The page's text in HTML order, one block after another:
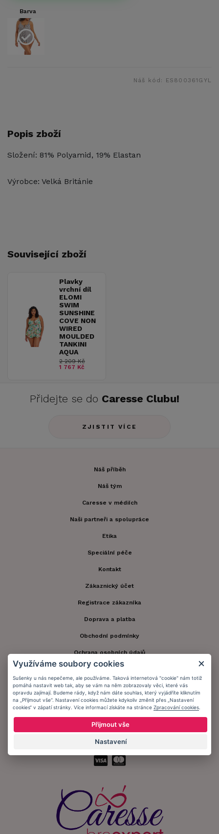
Barva
Náš kód: ES800361GYL
Popis zboží
Složení: 81% Polyamid, 19% Elastan
Výrobce: Velká Británie
Související zboží
Plavky
vrchní díl
ELOMI
SWIM
SUNSHINE
COVE NON
WIRED
MOULDED
TANKINI
AQUA
2 209 Kč
1 767 Kč
Přidejte se do Caresse Clubu!
ZJISTIT VÍCE
Náš příběh
Náš tým
Caresse v médiích
Naši partneři a spolupráce
Etika
Speciální péče
Kontakt
Zákaznický účet
Registrace zákazníka
Doprava a platba
Obchodní podmínky
Ochrana osobních údajů
Informační memorandum
Zůstaňte s námi v kontaktu.
Přijímáme platby:
Využíváme soubory cookies
Sušenky u nás nepečeme, ale používáme. Taková internetová "cookie" nám totiž
pomáhá nastavit web tak, aby se vám na něm zobrazovaly věci, které vás
opravdu zajímají. Budeme rády, když nám dáte souhlas, který vyjádříte kliknutím
na „Přijmout vše“. Nastavení cookies můžete kdykoliv změnit přes „Nastavení
cookies“ v zápatí stránky. Více informací získáte na stránce Zpracování cookies
Přijmout vše
Nastavení